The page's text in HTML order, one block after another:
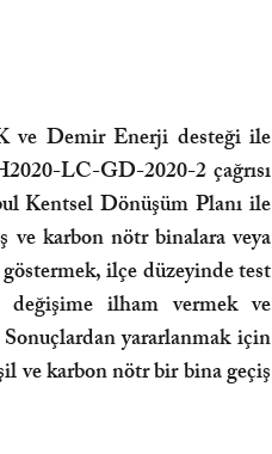
ve Demir Enerji desteği ile
LC-GD-2020-2 çağrısı
Kentsel Dönüşüm Planı ile
ve karbon nötr binalara veya
ilçe düzeyinde test
ilham vermek ve
yararlanmak için
ve karbon nötr bir bina geçiş